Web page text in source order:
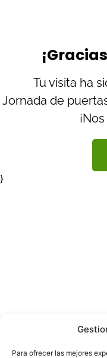
Para ofrecer las mejores
Tu visita ha
Jornada de
}